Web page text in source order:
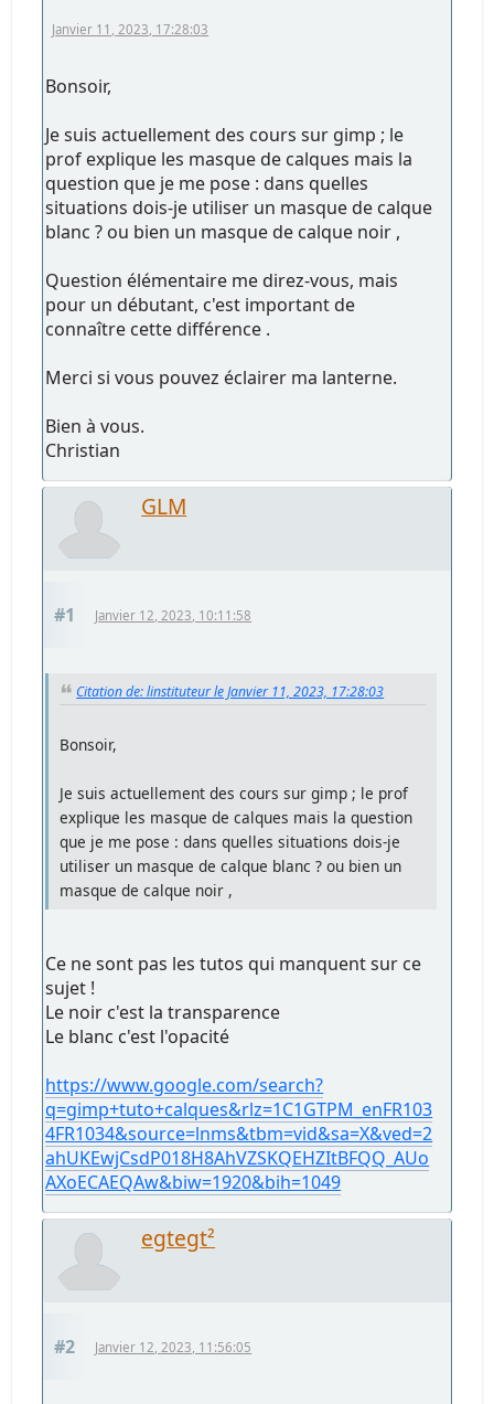
Janvier 11, 2023, 17:28:03
Bonsoir,
Je suis actuellement des cours sur gimp ; le
prof explique les masque de calques mais la
question que je me pose : dans quelles
situations dois-je utiliser un masque de calque
blanc ? ou bien un masque de calque noir ,
Question élémentaire me direz-vous, mais
pour un débutant, c'est important de
connaître cette différence .
Merci si vous pouvez éclairer ma lanterne.
Bien à vous.
Christian
GLM
#1 Janvier 12, 2023, 10:11:58
Citation de: linstituteur le Janvier 11, 2023, 17:28:03
Bonsoir,
Je suis actuellement des cours sur gimp ; le prof
explique les masque de calques mais la question
que je me pose : dans quelles situations dois-je
utiliser un masque de calque blanc ? ou bien un
masque de calque noir ,
Ce ne sont pas les tutos qui manquent sur ce
sujet !
Le noir c'est la transparence
Le blanc c'est l'opacité
https://www.google.com/search?
q=gimp+tuto+calques&rlz=1C1GTPM_enFR103
4FR1034&source=lnms&tbm=vid&sa=X&ved=2
ahUKEwjCsdP018H8AhVZSKQEHZItBFQQ_AUo
AXoECAEQAw&biw=1920&bih=1049
egtegt²
#2 Janvier 12, 2023, 11:56:05